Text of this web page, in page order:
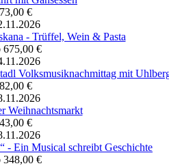
73,00 €
- Trüffel, Wein & Pasta
675,00 €
Volksmusiknachmittag mit
82,00 €
Weihnachtsmarkt
43,00 €
- Ein Musical schreibt Geschichte
348,00 €